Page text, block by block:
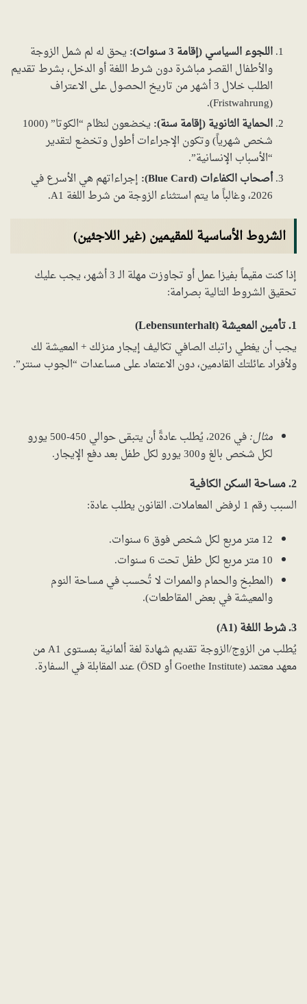
اللجوء السياسي (إقامة 3 سنوات):
يحق له لم شمل الزوجة
والأطفال القصر مباشرة دون شرط اللغة أو الدخل، بشرط تقديم
الطلب خلال 3 أشهر من تاريخ الحصول على الاعتراف
(Fristwahrung).
الحماية الثانوية (إقامة سنة):
يخضعون لنظام “الكوتا” (1000
شخص شهرياً) وتكون الإجراءات أطول وتخضع لتقدير
“الأسباب الإنسانية”.
أصحاب الكفاءات (Blue Card):
إجراءاتهم هي الأسرع في
2026، وغالباً ما يتم استثناء الزوجة من شرط اللغة A1.
الشروط الأساسية للمقيمين (غير اللاجئين)
إذا كنت مقيماً بفيزا عمل أو تجاوزت مهلة الـ 3 أشهر، يجب عليك
تحقيق الشروط التالية بصرامة:
1. تأمين المعيشة (Lebensunterhalt)
يجب أن يغطي راتبك الصافي تكاليف إيجار منزلك + المعيشة لك
ولأفراد عائلتك القادمين، دون الاعتماد على مساعدات “الجوب سنتر”.
مثال:
في 2026، يُطلب عادةً أن يتبقى حوالي 450-500 يورو
لكل شخص بالغ و300 يورو لكل طفل بعد دفع الإيجار.
2. مساحة السكن الكافية
السبب رقم 1 لرفض المعاملات. القانون يطلب عادة:
12 متر مربع لكل شخص فوق 6 سنوات.
10 متر مربع لكل طفل تحت 6 سنوات.
(المطبخ والحمام والممرات لا تُحسب في مساحة النوم
والمعيشة في بعض المقاطعات).
3. شرط اللغة (A1)
يُطلب من الزوج/الزوجة تقديم شهادة لغة ألمانية بمستوى A1 من
معهد معتمد (Goethe Institute أو ÖSD) عند المقابلة في السفارة.